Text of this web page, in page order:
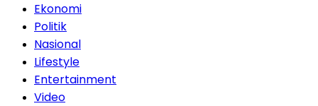
Ekonomi
Politik
Nasional
Lifestyle
Entertainment
Video